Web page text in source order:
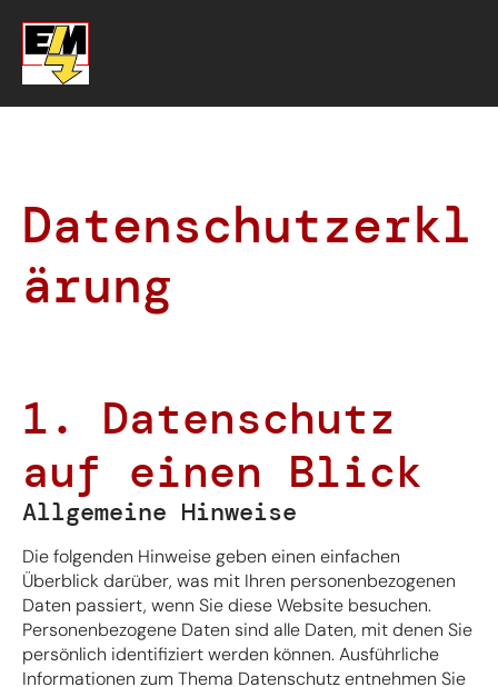
Datenschutzerkl
ärung
1. Datenschutz
auf einen Blick
Allgemeine Hinweise
Die folgenden Hinweise geben einen einfachen
Überblick darüber, was mit Ihren personenbezogenen
Daten passiert, wenn Sie diese Website besuchen.
Personenbezogene Daten sind alle Daten, mit denen Sie
persönlich identifiziert werden können. Ausführliche
Informationen zum Thema Datenschutz entnehmen Sie